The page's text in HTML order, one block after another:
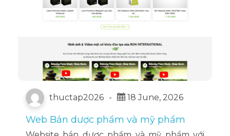
thuctap2026 - 18 June, 2026
Web Bán dược phẩm và mỹ phẩm